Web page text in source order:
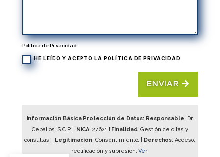
Política de Privacidad
HE LEÍDO Y ACEPTO LA POLÍTICA DE PRIVACIDAD
ENVIAR
Información Básica Protección de Datos: Responsable: Dr.
Ceballos, S.C.P. |
NICA: 27621| Finalidad: Gestión de citas y
consultas. |
Legitimación: Consentimiento. | Derechos: Acceso,
rectificación y supresión. Ver